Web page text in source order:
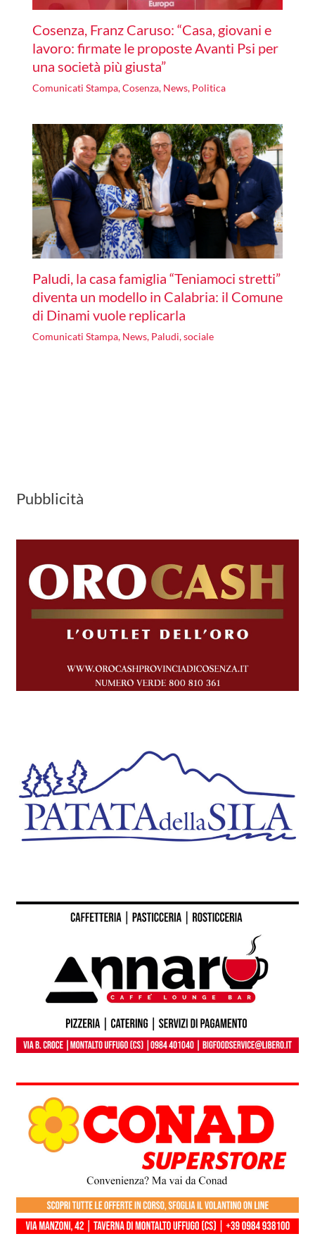
Cosenza, Franz Caruso: “Casa, giovani e
lavoro: firmate le proposte Avanti Psi per
una società più giusta”
Comunicati Stampa,Cosenza, News, Politica
Paludi, la casa famiglia “Teniamoci stretti”
diventa un modello in Calabria: il Comune
di Dinami vuole replicarla
Comunicati Stampa, News, Paludi,sociale
Pubblicità